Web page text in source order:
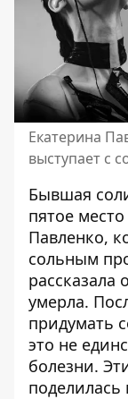
Екатерина
выступает с
Бывшая
пятое
Павленко,
сольным
рассказала
умерла.
придумать
это не
болезни.